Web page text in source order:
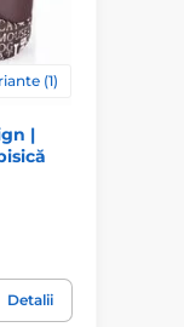
(1)
|
Detalii